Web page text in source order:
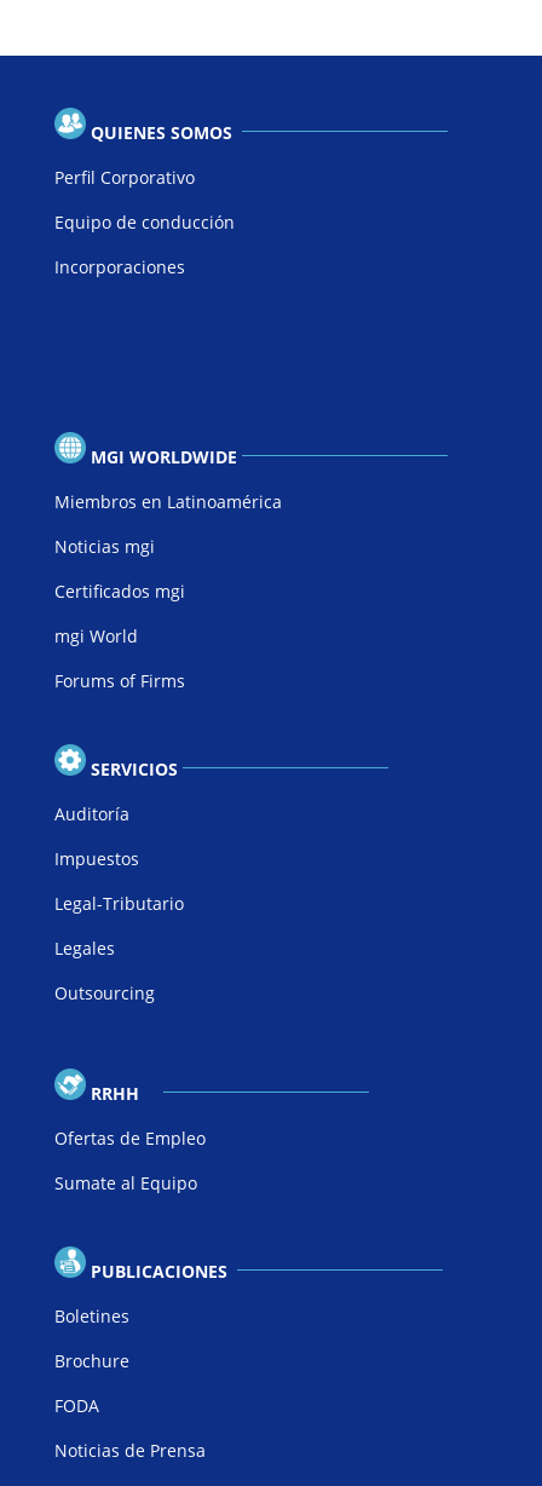
QUIENES SOMOS
Perfil Corporativo
Equipo de conducción
Incorporaciones
MGI WORLDWIDE
Miembros en Latinoamérica
Noticias mgi
Certificados mgi
mgi World
Forums of Firms
SERVICIOS
Auditoría
Impuestos
Legal-Tributario
Legales
Outsourcing
RRHH
Ofertas de Empleo
Sumate al Equipo
PUBLICACIONES
Boletines
Brochure
FODA
Noticias de Prensa